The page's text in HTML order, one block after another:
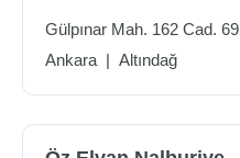
Gülpınar Mah. 162 Cad. 69
Ankara | Altındağ